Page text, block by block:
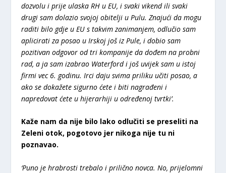
dozvolu i prije ulaska RH u EU, i svaki vikend ili svaki
drugi sam dolazio svojoj obitelji u Pulu. Znajući da mogu
raditi bilo gdje u EU s takvim zanimanjem, odlučio sam
aplicirati za posao u Irskoj još iz Pule, i dobio sam
pozitivan odgovor od tri kompanije da dođem na probni
rad, a ja sam izabrao Waterford i još uvijek sam u istoj
firmi vec 6. godinu. Irci daju svima priliku učiti posao, a
ako se dokažete sigurno ćete i biti nagrađeni i
napredovat ćete u hijerarhiji u određenoj tvrtki’.
Kaže nam da nije bilo lako odlučiti se preseliti na
Zeleni otok, pogotovo jer nikoga nije tu ni
poznavao.
‘Puno je hrabrosti trebalo i prilično novca. No, prijelomni